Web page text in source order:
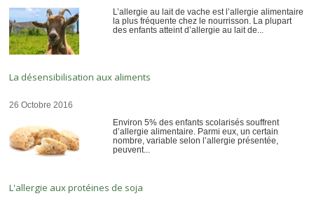
L’allergie au lait de vache est l’allergie alimentaire
la plus fréquente chez le nourrisson. La plupart
des enfants atteint d’allergie au lait de...
La désensibilisation aux aliments
26 Octobre 2016
Environ 5% des enfants scolarisés souffrent
d’allergie alimentaire. Parmi eux, un certain
nombre, variable selon l’allergie présentée,
peuvent...
L'allergie aux protéines de soja